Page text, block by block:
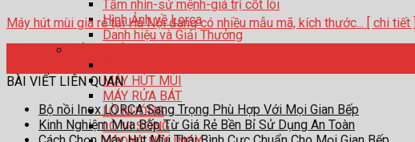
Tầm nhìn-sứ mệnh-giá trị cốt lõi
Hình Ảnh về Lorca
Danh hiệu và Giải Thưởng
MÁY HÚT MÙI
MÁY RỬA BÁT
LÒ NƯỚNG
LÒ VI SÓNG
Máy hút mùi giá rẻ tại Hà Nội đang có nhiều mẫu mã, kích thước... [ chi tiết ]
BÀI VIẾT LIÊN QUAN
Bộ nồi Inox LORCA Sang Trọng Phù Hợp Với Mọi Gian Bếp
Kinh Nghiệm Mua Bếp Từ Giá Rẻ Bền Bỉ Sử Dụng An Toàn